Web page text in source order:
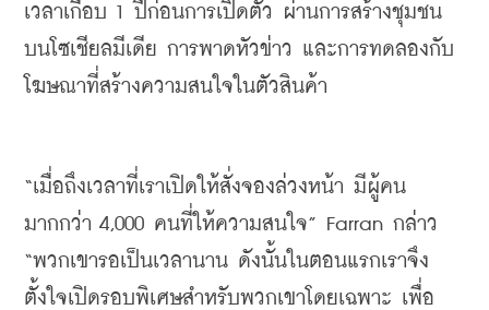
เวลาเกือบ 1 ปีก่อนการเปิดตัว ผ่านการสร้างชุมชน
บนโซเชียลมีเดีย การพาดหัวข่าว และการทดลองกับ
โฆษณาที่สร้างความสนใจในตัวสินค้า
“เมื่อถึงเวลาที่เราเปิดให้สั่งจองล่วงหน้า มีผู้คน
มากกว่า 4,000 คนที่ให้ความสนใจ” Farran กล่าว
“พวกเขารอเป็นเวลานาน ดังนั้นในตอนแรกเราจึง
ตั้งใจเปิดรอบพิเศษสำหรับพวกเขาโดยเฉพาะ เพื่อ